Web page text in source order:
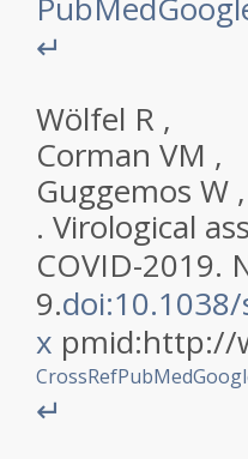
↵
Wölfel R ,
Corman VM ,
Guggemos W ,
. Virological
COVID-2019.
9.
x pmid:http://
CrossRefPubMed
↵